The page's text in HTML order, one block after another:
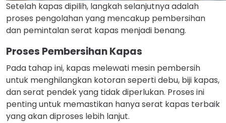
Setelah kapas dipilih, langkah selanjutnya adalah
proses pengolahan yang mencakup pembersihan
dan pemintalan serat kapas menjadi benang.
Proses Pembersihan Kapas
Pada tahap ini, kapas melewati mesin pembersih
untuk menghilangkan kotoran seperti debu, biji kapas,
dan serat pendek yang tidak diperlukan. Proses ini
penting untuk memastikan hanya serat kapas terbaik
yang akan diproses lebih lanjut.